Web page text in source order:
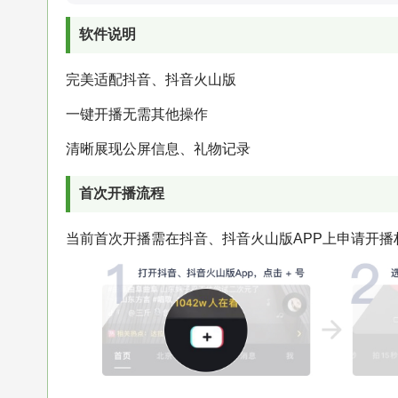
软件说明
完美适配抖音、抖音火山版
一键开播无需其他操作
清晰展现公屏信息、礼物记录
首次开播流程
当前首次开播需在抖音、抖音火山版APP上申请开播